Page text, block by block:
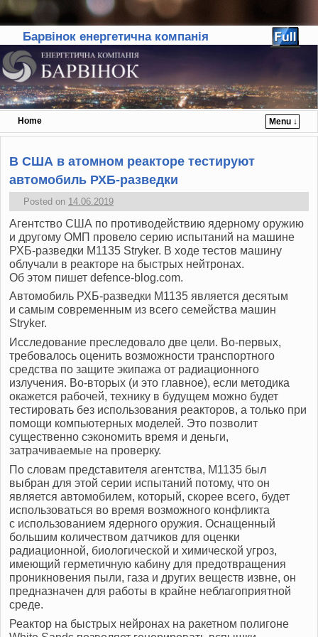
Барвінок енергетична компанія
Home
Menu ↓
Skip to primary content
Skip to secondary content
В США в атомном реакторе тестируют
автомобиль РХБ-разведки
Posted on 14.06.2019
Агентство США по противодействию ядерному оружию
и другому ОМП провело серию испытаний на машине
РХБ-разведки M1135 Stryker. В ходе тестов машину
облучали в реакторе на быстрых нейтронах.
Об этом пишет defence-blog.com.
Автомобиль РХБ-разведки M1135 является десятым
и самым современным из всего семейства машин
Stryker.
Исследование преследовало две цели. Во-первых,
требовалось оценить возможности транспортного
средства по защите экипажа от радиационного
излучения. Во-вторых (и это главное), если методика
окажется рабочей, технику в будущем можно будет
тестировать без использования реакторов, а только при
помощи компьютерных моделей. Это позволит
существенно сэкономить время и деньги,
затрачиваемые на проверку.
По словам представителя агентства, M1135 был
выбран для этой серии испытаний потому, что он
является автомобилем, который, скорее всего, будет
использоваться во время возможного конфликта
с использованием ядерного оружия. Оснащенный
большим количеством датчиков для оценки
радиационной, биологической и химической угроз,
имеющий герметичную кабину для предотвращения
проникновения пыли, газа и других веществ извне, он
предназначен для работы в крайне неблагоприятной
среде.
Реактор на быстрых нейронах на ракетном полигоне